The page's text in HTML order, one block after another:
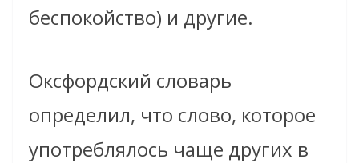
беспокойство) и другие.
Оксфордский словарь
определил, что слово, которое
употреблялось чаще других в